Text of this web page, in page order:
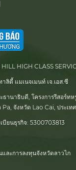
HIGH CLASS
ลิตี้ แมเนจเมนท์ เจ.เอส.ซี
ธานาธิบดี, โครงการรีสอร์ท
จังหวัด Lao Cai, ประเท
บียนธุรกิจ: 5300703813
และการลงทุนจังหวัดลาวไก